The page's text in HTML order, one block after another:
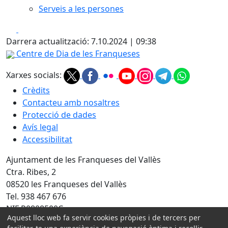
Serveis a les persones
Darrera actualització: 7.10.2024 | 09:38
Centre de Dia de les Franqueses
Xarxes socials:
Crèdits
Contacteu amb nosaltres
Protecció de dades
Avís legal
Accessibilitat
Ajuntament de les Franqueses del Vallès
Ctra. Ribes, 2
08520 les Franqueses del Vallès
Tel. 938 467 676
NIF P0808500C
Aquest lloc web fa servir cookies pròpies i de tercers per